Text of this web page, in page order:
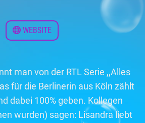
WEBSITE
man von der RTL Serie ,,Alles
für die Berlinerin aus Köln zählt
dabei 100% geben. Kollegen
wurden) sagen: Lisandra liebt